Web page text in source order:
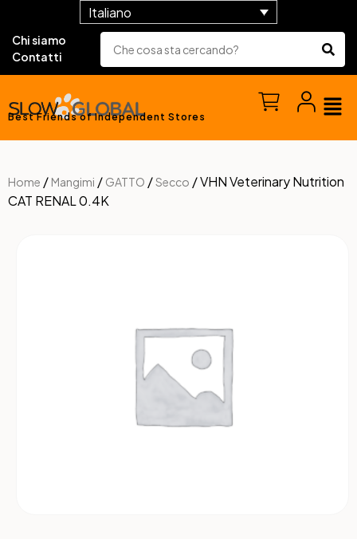
Italiano
Chi siamo
Contatti
Best Friends of Independent Stores
Home / Mangimi / GATTO /Secco / VHN Veterinary Nutrition
CAT RENAL 0.4K